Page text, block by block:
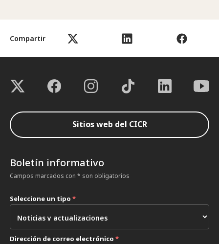
Compartir
Sitios web del CICR
Boletín informativo
Campos marcados con * son obligatorios
Seleccione un tipo *
Dirección de correo electrónico *